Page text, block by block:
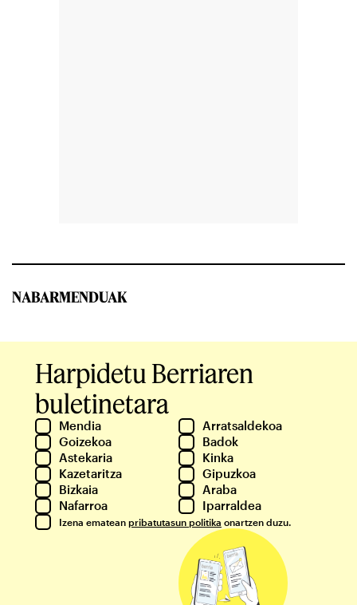
NABARMENDUAK
Harpidetu Berriaren
buletinetara
Mendia
Arratsaldekoa
Goizekoa
Badok
Astekaria
Kinka
Kazetaritza
Gipuzkoa
Bizkaia
Araba
Nafarroa
Iparraldea
Izena ematean pribatutasun politika onartzen duzu.